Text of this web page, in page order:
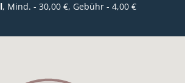
, Mind. - 30,00 €, Gebühr - 4,00 €